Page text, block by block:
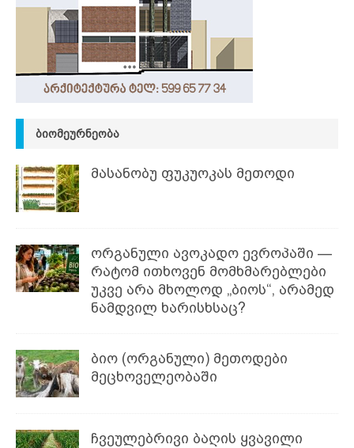
ᲑᲘᲝᲛᲔᲣᲠᲜᲔᲝᲑᲐ
მასანობუ ფუკუოკას მეთოდი
ორგანული ავოკადო ევროპაში —
რატომ ითხოვენ მომხმარებლები
უკვე არა მხოლოდ „ბიოს“, არამედ
ნამდვილ ხარისხსაც?
ბიო (ორგანული) მეთოდები
მეცხოველეობაში
ჩვეულებრივი ბაღის ყვავილი